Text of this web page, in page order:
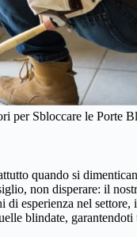
per Sbloccare le Porte
quando si
non disperare: il
di esperienza nel
blindate,